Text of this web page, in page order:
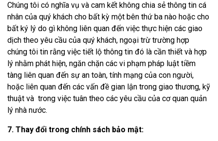
Chúng tôi có nghĩa vụ và cam kết không chia sẻ thông tin cá
nhân của quý khách cho bất kỳ một bên thứ ba nào hoặc cho
bất ký lý do gì không liên quan đến việc thực hiện các giao
dịch theo yêu cầu của quý khách, ngoại trừ trường hợp
chúng tôi tin rằng việc tiết lộ thông tin đó là cần thiết và hợp
lý nhằm phát hiện, ngăn chặn các vi phạm pháp luật tiềm
tàng liên quan đến sự an toàn, tính mạng của con người,
hoặc liên quan đến các vấn đề gian lận trong giao thương, kỹ
thuật và trong việc tuân theo các yêu cầu của cơ quan quản
lý nhà nước.
7. Thay đổi trong chính sách bảo mật: